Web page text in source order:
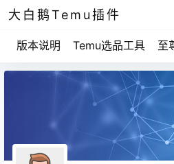
大白鹅Temu插件
版本说明 Temu选品工具 至